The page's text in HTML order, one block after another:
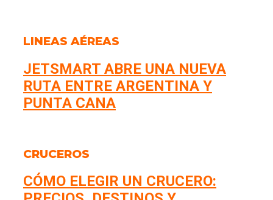
LINEAS AÉREAS
JETSMART ABRE UNA NUEVA
RUTA ENTRE ARGENTINA Y
PUNTA CANA
CRUCEROS
CÓMO ELEGIR UN CRUCERO: